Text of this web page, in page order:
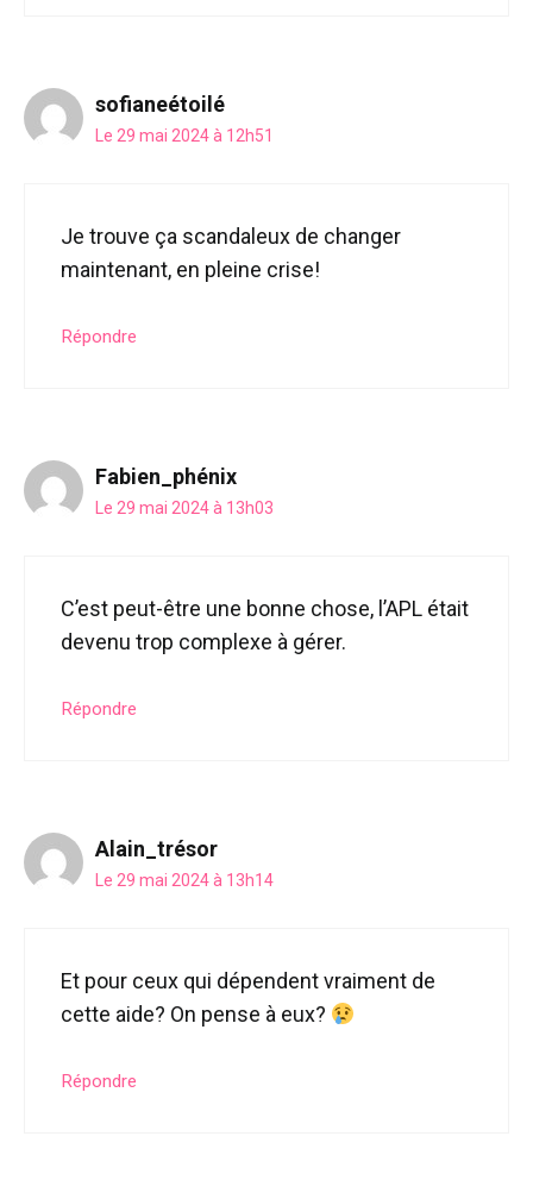
sofianeétoilé
Le 29 mai 2024 à 12h51
Je trouve ça scandaleux de changer
maintenant, en pleine crise!
Répondre
Fabien_phénix
Le 29 mai 2024 à 13h03
C’est peut-être une bonne chose, l’APL était
devenu trop complexe à gérer.
Répondre
Alain_trésor
Le 29 mai 2024 à 13h14
Et pour ceux qui dépendent vraiment de
cette aide? On pense à eux?
Répondre